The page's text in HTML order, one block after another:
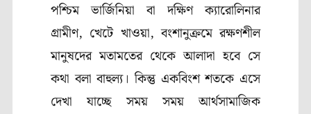
পশ্চিম ভার্জিনিয়া বা দক্ষিণ ক্যারোলিনার
গ্রামীণ, খেটে খাওয়া, বংশানুক্রমে রক্ষণশীল
মানুষদের মতামতের থেকে আলাদা হবে সে
কথা বলা বাহুল্য। কিন্তু একবিংশ শতকে এসে
দেখা যাচ্ছে সময় সময় আর্থসামাজিক